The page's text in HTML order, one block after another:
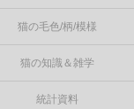
猫の毛色/柄/模様
猫の知識＆雑学
統計資料